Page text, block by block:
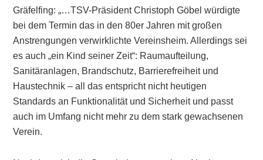
Gräfelfing: „…TSV-Präsident Christoph Göbel würdigte
bei dem Termin das in den 80er Jahren mit großen
Anstrengungen verwirklichte Vereinsheim. Allerdings sei
es auch „ein Kind seiner Zeit“: Raumaufteilung,
Sanitäranlagen, Brandschutz, Barrierefreiheit und
Haustechnik – all das entspricht nicht heutigen
Standards an Funktionalität und Sicherheit und passt
auch im Umfang nicht mehr zu dem stark gewachsenen
Verein.